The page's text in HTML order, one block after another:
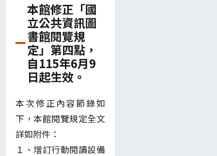
本館修正「國
立公共資訊圖
書館閱覽規
定」第四點，
自115年6月9
日起生效。
本次修正內容節錄如
下，本館閱覽規定全文
詳如附件：
１、增訂行動閱讀設備